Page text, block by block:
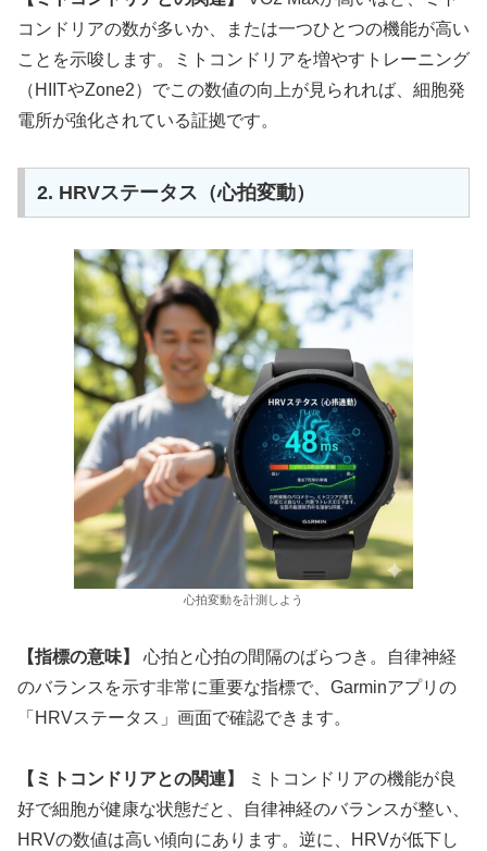
コンドリアの数が多いか、または一つひとつの機能が高い
ことを示唆します。ミトコンドリアを増やすトレーニング
（HIITやZone2）でこの数値の向上が見られれば、細胞発
電所が強化されている証拠です。
2. HRVステータス（心拍変動）
心拍変動を計測しよう
【指標の意味】
心拍と心拍の間隔のばらつき。自律神経
のバランスを示す非常に重要な指標で、Garminアプリの
「HRVステータス」画面で確認できます。
【ミトコンドリアとの関連】
ミトコンドリアの機能が良
好で細胞が健康な状態だと、自律神経のバランスが整い、
HRVの数値は高い傾向にあります。逆に、HRVが低下し